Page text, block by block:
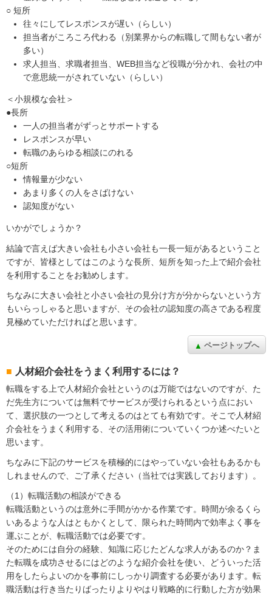
○ 短所
往々にしてレスポンスが遅い（らしい）
担当者がころころ代わる（別業界からの転職して間もない者が
多い）
求人担当、求職者担当、WEB担当など役職が分かれ、会社の中
で意思統一がされていない（らしい）
＜小規模な会社＞
●長所
一人の担当者がずっとサポートする
レスポンスが早い
転職のあらゆる相談にのれる
○短所
情報量が少ない
あまり多くの人をさばけない
認知度がない
いかがでしょうか？
結論で言えば大きい会社も小さい会社も一長一短があるということ
ですが、皆様としてはこのような長所、短所を知った上で紹介会社
を利用することをお勧めします。
ちなみに大きい会社と小さい会社の見分け方が分からないという方
もいらっしゃると思いますが、その会社の認知度の高さである程度
見極めていただければと思います。
ページトップへ
人材紹介会社をうまく利用するには？
転職をする上で人材紹介会社というのは万能ではないのですが、た
だ先生方については無料でサービスが受けられるという点におい
て、選択肢の一つとして考えるのはとても有効です。そこで人材紹
介会社をうまく利用する、その活用術についていくつか述べたいと
思います。
ちなみに下記のサービスを積極的にはやっていない会社もあるかも
しれませんので、ご了承ください（当社では実践しております）。
（1）転職活動の相談ができる
転職活動というのは意外に手間がかかる作業です。時間が余るくら
いあるような人はともかくとして、限られた時間内で効率よく事を
運ぶことが、転職活動では必要です。
そのためには自分の経験、知識に応じたどんな求人があるのか？ま
た転職を成功させるにはどのような紹介会社を使い、どういった活
用をしたらよいのかを事前にしっかり調査する必要があります。転
職活動は行き当たりばったりよりやはり戦略的に行動した方が効果